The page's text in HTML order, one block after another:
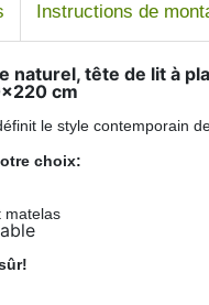
Instructions de
naturel, tête de lit à
cm
le style contemporain
choix:
matelas